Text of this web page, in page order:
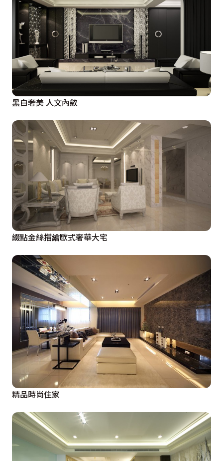
黑白奢美 人文內斂
綴點金絲描繪歐式奢華大宅
精品時尚住家